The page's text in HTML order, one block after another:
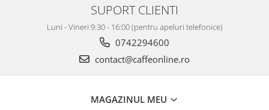
SUPORT CLIENTI
Luni - Vineri 9:30 - 16:00 (pentru apeluri telefonice)
0742294600
contact@caffeonline.ro
MAGAZINUL MEU